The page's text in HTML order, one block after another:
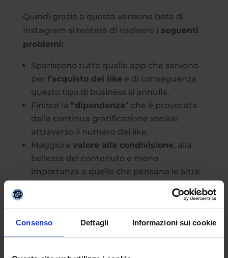
Consenso Dettagli Informazioni sui cookie
Quindi grazie a questa versione beta di
Instagram si tenterà di risolvere i seguenti
problemi:
Spariscono tutte quelle app che servono
per l’acquisto dei like e di conseguenza
questo tipo di business si annulla.
Finisce la “dipendenza” che è provocata
dalla continua gratificazione sociale
attraverso il numero dei like.
Maggiore valore alla condivisione, alla
bellezza del contenuto e meno
importanza a quello che pensano le altre
da prestazione tipo: “Piacerà questa foto?
Quanti like riuscirò a prendere? Se
prendo pochi like è meglio che la cancello
la foto?”